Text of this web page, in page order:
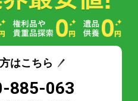
はこちら
885-063